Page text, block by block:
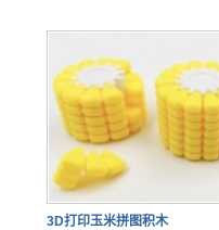
3D打印玉米拼图积木